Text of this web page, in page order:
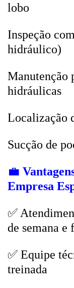
lobo
Inspeção
hidráulico)
Manutenção
hidráulicas
Localização
Sucção de
💼
Empresa
✅
de semana e
✅ Equipe
treinada